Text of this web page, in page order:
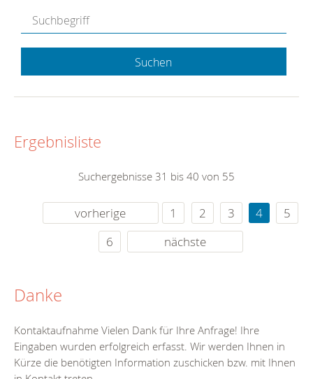
Suchen
Ergebnisliste
Suchergebnisse 31 bis 40 von 55
vorherige 1 2 3 4
5
6
nächste
Danke
Kontaktaufnahme Vielen Dank für Ihre Anfrage! Ihre
Eingaben wurden erfolgreich erfasst. Wir werden Ihnen in
Kürze die benötigten Information zuschicken bzw. mit Ihnen